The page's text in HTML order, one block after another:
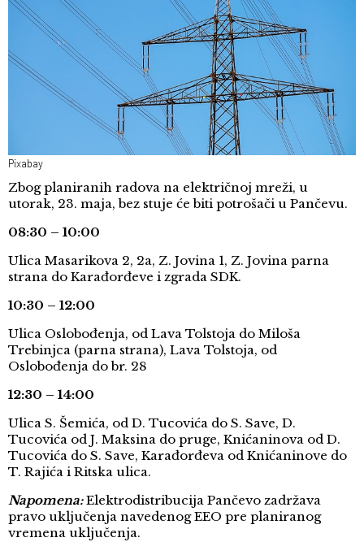
Pixabay
Zbog planiranih radova na električnoj mreži, u
utorak, 23. maja, bez stuje će biti potrošači u Pančevu.
08:30 – 10:00
Ulica Masarikova 2, 2a, Z. Jovina 1, Z. Jovina parna
strana do Karađorđeve i zgrada SDK.
10:30 – 12:00
Ulica Oslobođenja, od Lava Tolstoja do Miloša
Trebinjca (parna strana), Lava Tolstoja, od
Oslobođenja do br. 28
12:30 – 14:00
Ulica S. Šemića, od D. Tucovića do S. Save, D.
Tucovića od J. Maksina do pruge, Knićaninova od D.
Tucovića do S. Save, Karađorđeva od Knićaninove do
T. Rajića i Ritska ulica.
Napomena:Elektrodistribucija Pančevo zadržava
pravo uključenja navedenog EEO pre planiranog
vremena uključenja.